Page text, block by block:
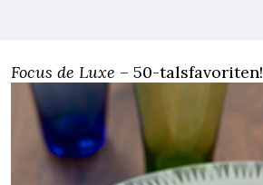
Focus de Luxe – 50-talsfavoriten!